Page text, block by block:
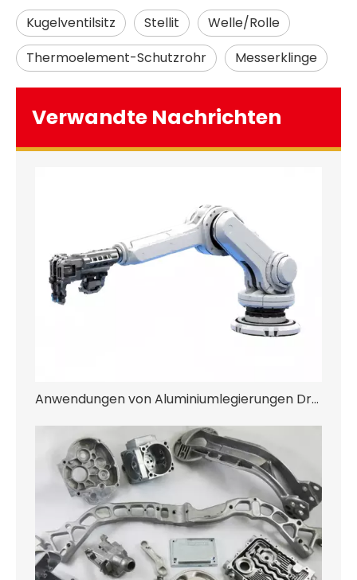
Kugelventilsitz Stellit
Welle/Rolle
Thermoelement-Schutzrohr
Messerklinge
Verwandte Nachrichten
Anwendungen von Aluminiumlegierungen Druckguss und Zinklegierungen Druckguss in der Robotik